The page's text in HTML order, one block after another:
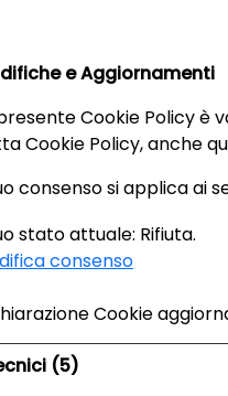
e Aggiornamenti
Cookie Policy è
Cookie Policy, anche
consenso si applica ai
stato attuale: Rifiuta.
consenso
Cookie
(5)